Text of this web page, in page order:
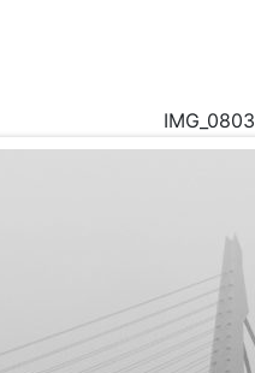
IMG_0803